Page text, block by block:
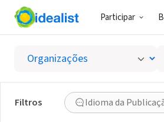
Participar
Filtros Idioma da